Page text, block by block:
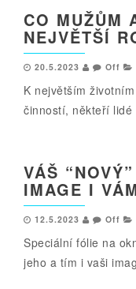
CO MUŽŮM
NEJVĚTŠÍ
20.5.2023 Off
K největším
činností, někteří lidé
VÁŠ
IMAGE I
12.5.2023 Off
Speciální fólie na
jeho a tím i vaši